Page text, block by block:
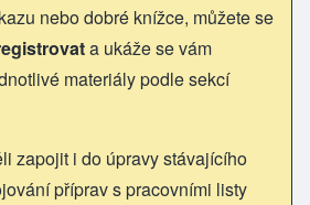
nebo dobré knížce, můžete se
a ukáže se vám
materiály podle sekcí
zapojit i do úpravy stávajícího
příprav s pracovními listy